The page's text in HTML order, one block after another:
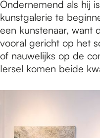
Ondernemend als hij
kunstgalerie te
een kunstenaar, want
vooral gericht op het
of nauwelijks op de
Iersel komen beide